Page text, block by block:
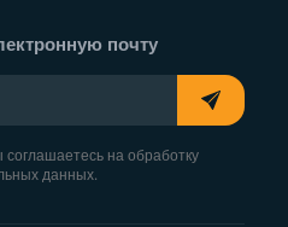
почту
на обработку
данных.